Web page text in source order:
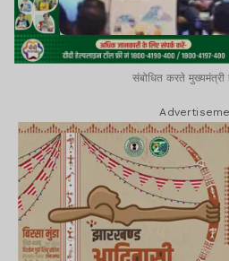
संबोधित करते मुख्यमंत्री